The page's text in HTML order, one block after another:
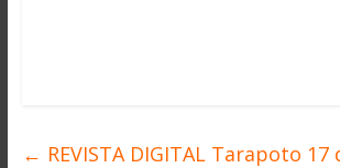
← REVISTA DIGITAL Tarapoto